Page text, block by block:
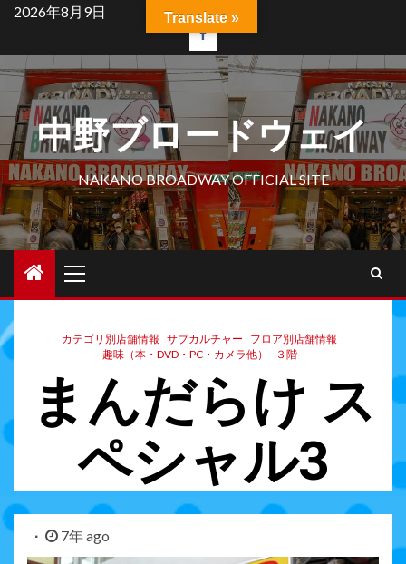
2026年8月9日
中野ブロードウェイ
NAKANO BROADWAY OFFICIAL SITE
カテゴリ別店舗情報 サブカルチャー
フロア別店舗情報
趣味（本・DVD・PC・カメラ他）
３階
まんだらけ ス
ペシャル3
7年 ago
Translate »